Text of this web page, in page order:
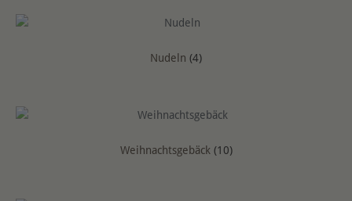
Nudeln (4)
Weihnachtsgebäck (10)